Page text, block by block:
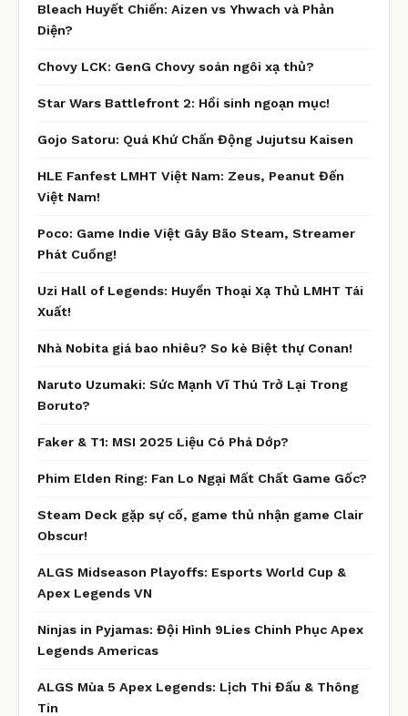
Bleach Huyết Chiến: Aizen vs Yhwach và Phản
Diện?
Chovy LCK: GenG Chovy soán ngôi xạ thủ?
Star Wars Battlefront 2: Hồi sinh ngoạn mục!
Gojo Satoru: Quá Khứ Chấn Động Jujutsu Kaisen
HLE Fanfest LMHT Việt Nam: Zeus, Peanut Đến
Việt Nam!
Poco: Game Indie Việt Gây Bão Steam, Streamer
Phát Cuồng!
Uzi Hall of Legends: Huyền Thoại Xạ Thủ LMHT Tái
Xuất!
Nhà Nobita giá bao nhiêu? So kè Biệt thự Conan!
Naruto Uzumaki: Sức Mạnh Vĩ Thú Trở Lại Trong
Boruto?
Faker & T1: MSI 2025 Liệu Có Phá Dớp?
Phim Elden Ring: Fan Lo Ngại Mất Chất Game Gốc?
Steam Deck gặp sự cố, game thủ nhận game Clair
Obscur!
ALGS Midseason Playoffs: Esports World Cup &
Apex Legends VN
Ninjas in Pyjamas: Đội Hình 9Lies Chinh Phục Apex
Legends Americas
ALGS Mùa 5 Apex Legends: Lịch Thi Đấu & Thông
Tin